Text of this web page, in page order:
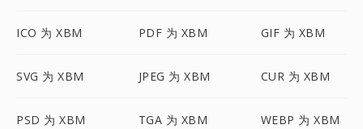
ICO 为 XBM PDF 为 XBM GIF 为 XBM
SVG 为 XBM JPEG 为 XBM CUR 为 XBM
PSD 为 XBM TGA 为 XBM WEBP 为 XBM